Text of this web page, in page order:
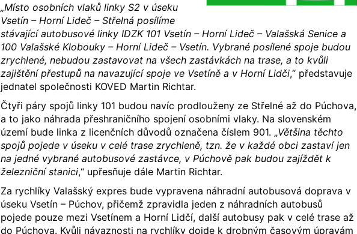
„Místo osobních vlaků linky S2 v úseku
Vsetín – Horní Lideč – Střelná posílíme
stávající autobusové linky IDZK 101 Vsetín – Horní Lideč – Valašská Senice a
100 Valašské Klobouky – Horní Lideč – Vsetín. Vybrané posílené spoje budou
zrychlené, nebudou zastavovat na všech zastávkách na trase, a to kvůli
zajištění přestupů na navazující spoje ve Vsetíně a v Horní Lidči,“ představuje
jednatel společnosti KOVED Martin Richtar.
Čtyři páry spojů linky 101 budou navíc prodlouženy ze Střelné až do Púchova,
a to jako náhrada přeshraničního spojení osobními vlaky. Na slovenském
území bude linka z licenčních důvodů označena číslem 901. „Většina těchto
spojů pojede v úseku v celé trase zrychleně, tzn. že v každé obci zastaví jen
na jedné vybrané autobusové zastávce, v Púchově pak budou zajíždět k
železniční stanici,“ upřesňuje dále Martin Richtar.
Za rychlíky Valašský expres bude vypravena náhradní autobusová doprava v
úseku Vsetín – Púchov, přičemž zpravidla jeden z náhradních autobusů
pojede pouze mezi Vsetínem a Horní Lidčí, další autobusy pak v celé trase až
do Púchova. Kvůli návaznosti na rychlíky dojde k drobným časovým úpravám